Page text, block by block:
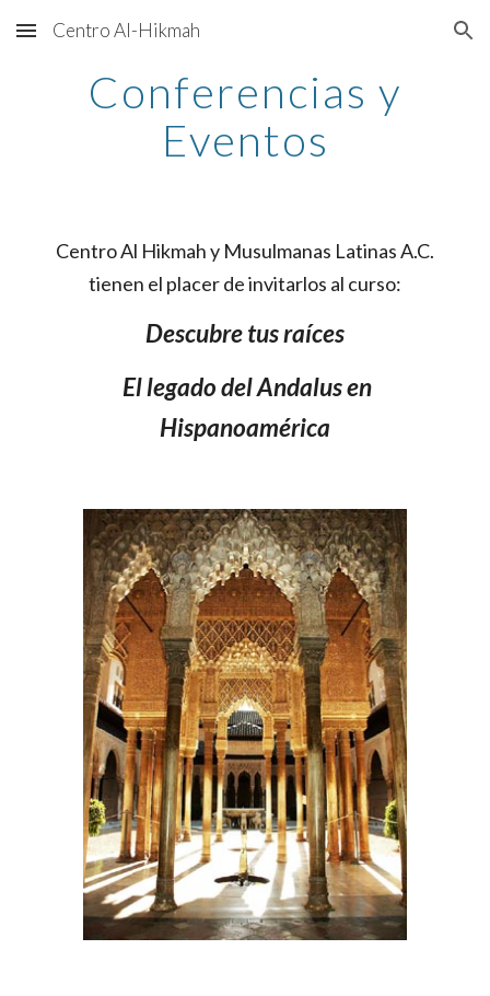
Skip to main content Skip to navigation
Centro Al-Hikmah
Conferencias y
Eventos
Centro Al Hikmah y Musulmanas Latinas A.C.
tienen el placer de invitarlos al curso:
Descubre tus raíces
El legado del Andalus en
Hispanoamérica